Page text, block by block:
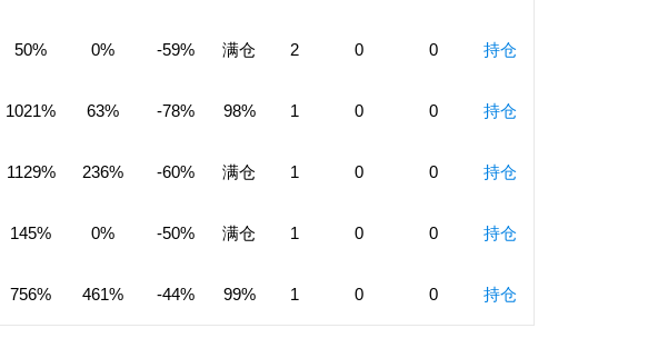
50% 0% -59% 满仓 2 0 0 持仓
1021% 63% -78% 98% 1 0 0 持仓
1129% 236% -60% 满仓 1 0 0 持仓
145% 0% -50% 满仓 1 0 0 持仓
756% 461% -44% 99% 1 0 0 持仓